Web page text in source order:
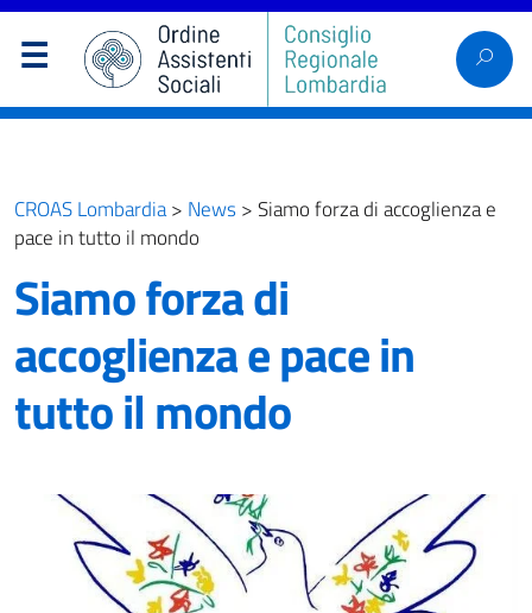
CROAS Lombardia> News > Siamo forza di accoglienza e
pace in tutto il mondo
Siamo forza di
accoglienza e pace in
tutto il mondo